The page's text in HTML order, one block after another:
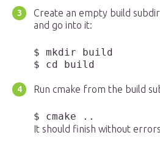
Create an empty build
and go into it:
$ mkdir build
Run cmake from the build
It should finish without